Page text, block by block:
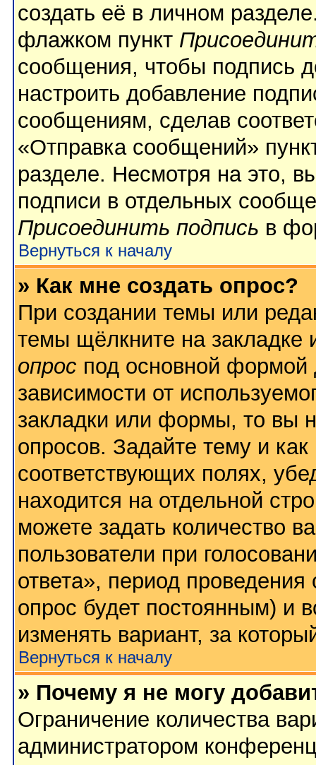
создать её в личном
флажком пункт
сообщения, чтобы подпись
настроить добавление
сообщениям, сделав
«Отправка сообщений»
разделе. Несмотря на это,
подписи в отдельных
Присоединить подпись в
Вернуться к началу
» Как мне создать опрос?
При создании темы или
темы щёлкните на
опрос под основной формой
зависимости от
закладки или формы, то вы
опросов. Задайте тему и
соответствующих полях,
находится на отдельной
можете задать количество
пользователи при
ответа», период проведения
опрос будет постоянным) и
изменять вариант, за
Вернуться к началу
» Почему я не могу
Ограничение количества
администратором